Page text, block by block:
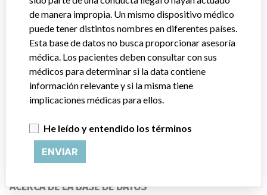
Manufacturer
GENERAL ELECTRIC CANADA (OPERATING
AS GE HEALTHCARE)
Dirección del fabricante
General Electric Company
Source
ACERCA DE LA BASE DE DATOS
de manera impropia. Un mismo dispositivo médico
puede tener distintos nombres en diferentes países.
Esta base de datos no busca proporcionar asesoría
médica. Los pacientes deben consultar con sus
médicos para determinar si la data contiene
información relevante y si la misma tiene
implicaciones médicas para ellos.
He leído y entendido los términos
ENVIAR